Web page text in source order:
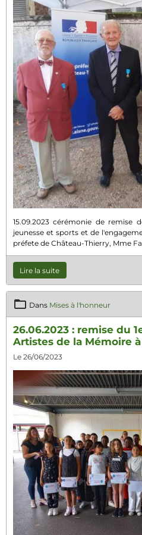
15.09.2023 cérémonie de remise
jeunesse et sports et de
préfete de Château-Thierry, Mme
Lire la suite
Dans Mises à l'honneur
26.06.2023 : remise du
Artistes de la Mémoire
Le 26/06/2023